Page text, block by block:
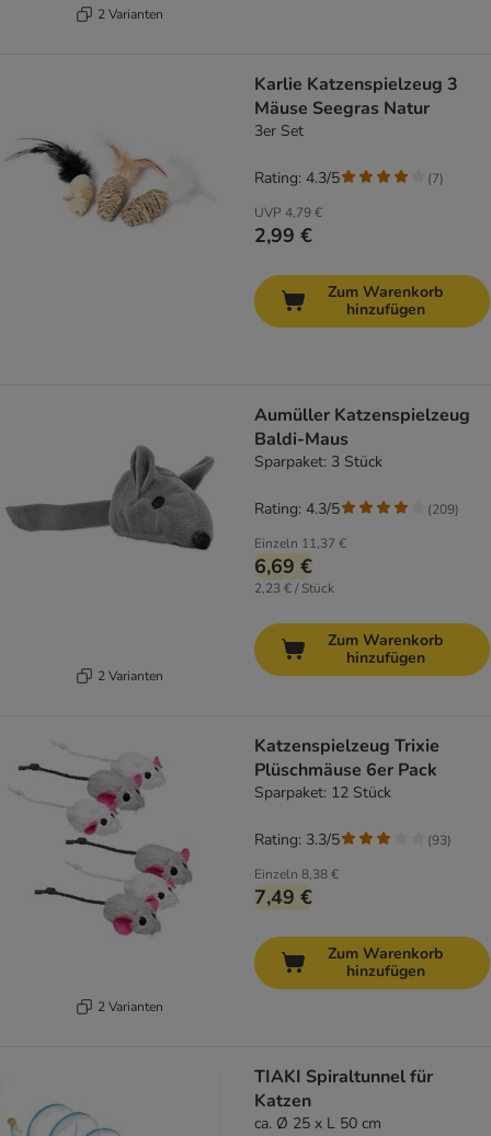
2 Varianten
Karlie Katzenspielzeug 3
Mäuse Seegras Natur
3er Set
UVP 4,79 €
2,99 €
Rating: 4.3/5 (7)
Zum Warenkorb
hinzufügen
2 Varianten
Aumüller Katzenspielzeug
Baldi-Maus
Sparpaket: 3 Stück
Einzeln 11,37 €
6,69 €
2,23 € / Stück
Rating: 4.3/5 (209)
Zum Warenkorb
hinzufügen
2 Varianten
Katzenspielzeug Trixie
Plüschmäuse 6er Pack
Sparpaket: 12 Stück
Einzeln 8,38 €
7,49 €
Rating: 3.3/5 (93)
Zum Warenkorb
hinzufügen
TIAKI Spiraltunnel für
Katzen
ca. Ø 25 x L 50 cm